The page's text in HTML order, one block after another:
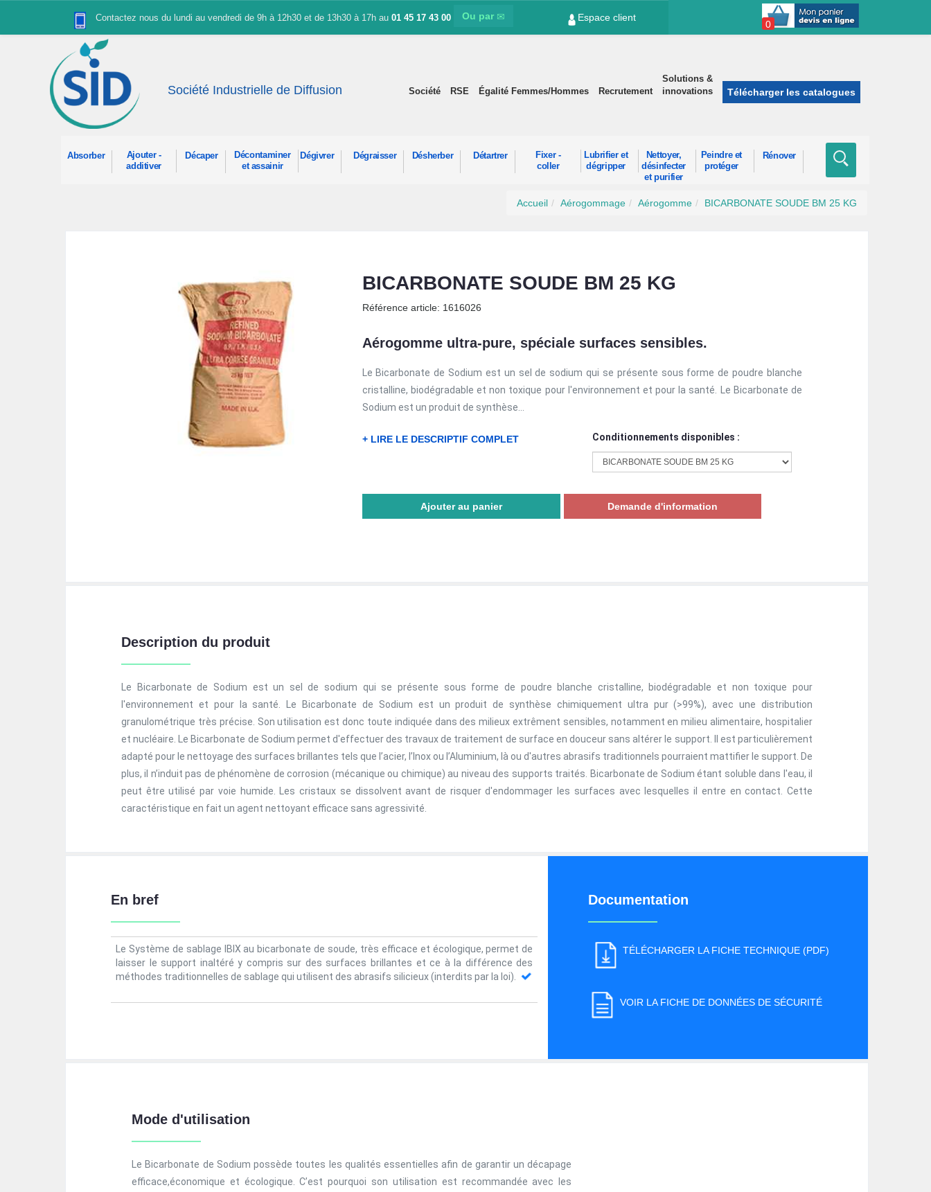
Contactez nous du lundi au vendredi de 9h à 12h30 et de 13h30 à 17h au 01 45 17 43 00 Ou par Espace client
0
Société Industrielle de Diffusion Société RSE Égalité Femmes/Hommes Recrutement
Solutions &
innovations
Télécharger les catalogues
Absorber
Ajouter -
additiver
Décaper
Décontaminer
et assainir
Dégivrer Dégraisser Désherber Détartrer
Fixer -
coller
Lubrifier et
dégripper
Nettoyer,
désinfecter
et purifier
Peindre et
protéger
Rénover
Accueil Aérogommage Aérogomme BICARBONATE SOUDE BM 25 KG
BICARBONATE SOUDE BM 25 KG
Référence article: 1616026
Aérogomme ultra-pure, spéciale surfaces sensibles.
Le Bicarbonate de Sodium est un sel de sodium qui se présente sous forme de poudre blanche
cristalline, biodégradable et non toxique pour l'environnement et pour la santé. Le Bicarbonate de
Sodium est un produit de synthèse...
+ LIRE LE DESCRIPTIF COMPLET Conditionnements disponibles :
Description du produit
Le Bicarbonate de Sodium est un sel de sodium qui se présente sous forme de poudre blanche cristalline, biodégradable et non toxique pour
l'environnement et pour la santé. Le Bicarbonate de Sodium est un produit de synthèse chimiquement ultra pur (>99%), avec une distribution
granulométrique très précise. Son utilisation est donc toute indiquée dans des milieux extrêment sensibles, notamment en milieu alimentaire, hospitalier
et nucléaire. Le Bicarbonate de Sodium permet d'effectuer des travaux de traitement de surface en douceur sans altérer le support. Il est particulièrement
adapté pour le nettoyage des surfaces brillantes tels que l’acier, l’Inox ou l’Aluminium, là ou d'autres abrasifs traditionnels pourraient mattifier le support. De
plus, il n’induit pas de phénomène de corrosion (mécanique ou chimique) au niveau des supports traités. Bicarbonate de Sodium étant soluble dans l'eau, il
peut être utilisé par voie humide. Les cristaux se dissolvent avant de risquer d'endommager les surfaces avec lesquelles il entre en contact. Cette
caractéristique en fait un agent nettoyant efficace sans agressivité.
En bref
Le Système de sablage IBIX au bicarbonate de soude, très efficace et écologique, permet de
laisser le support inaltéré y compris sur des surfaces brillantes et ce à la différence des
méthodes traditionnelles de sablage qui utilisent des abrasifs silicieux (interdits par la loi).
Documentation
TÉLÉCHARGER LA FICHE TECHNIQUE (PDF)
VOIR LA FICHE DE DONNÉES DE SÉCURITÉ
Mode d'utilisation
Le Bicarbonate de Sodium possède toutes les qualités essentielles afin de garantir un décapage
efficace,économique et écologique. C’est pourquoi son utilisation est recommandée avec les